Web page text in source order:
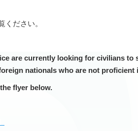
ください。
are currently looking for civilians
nationals who are not proficient
flyer below.